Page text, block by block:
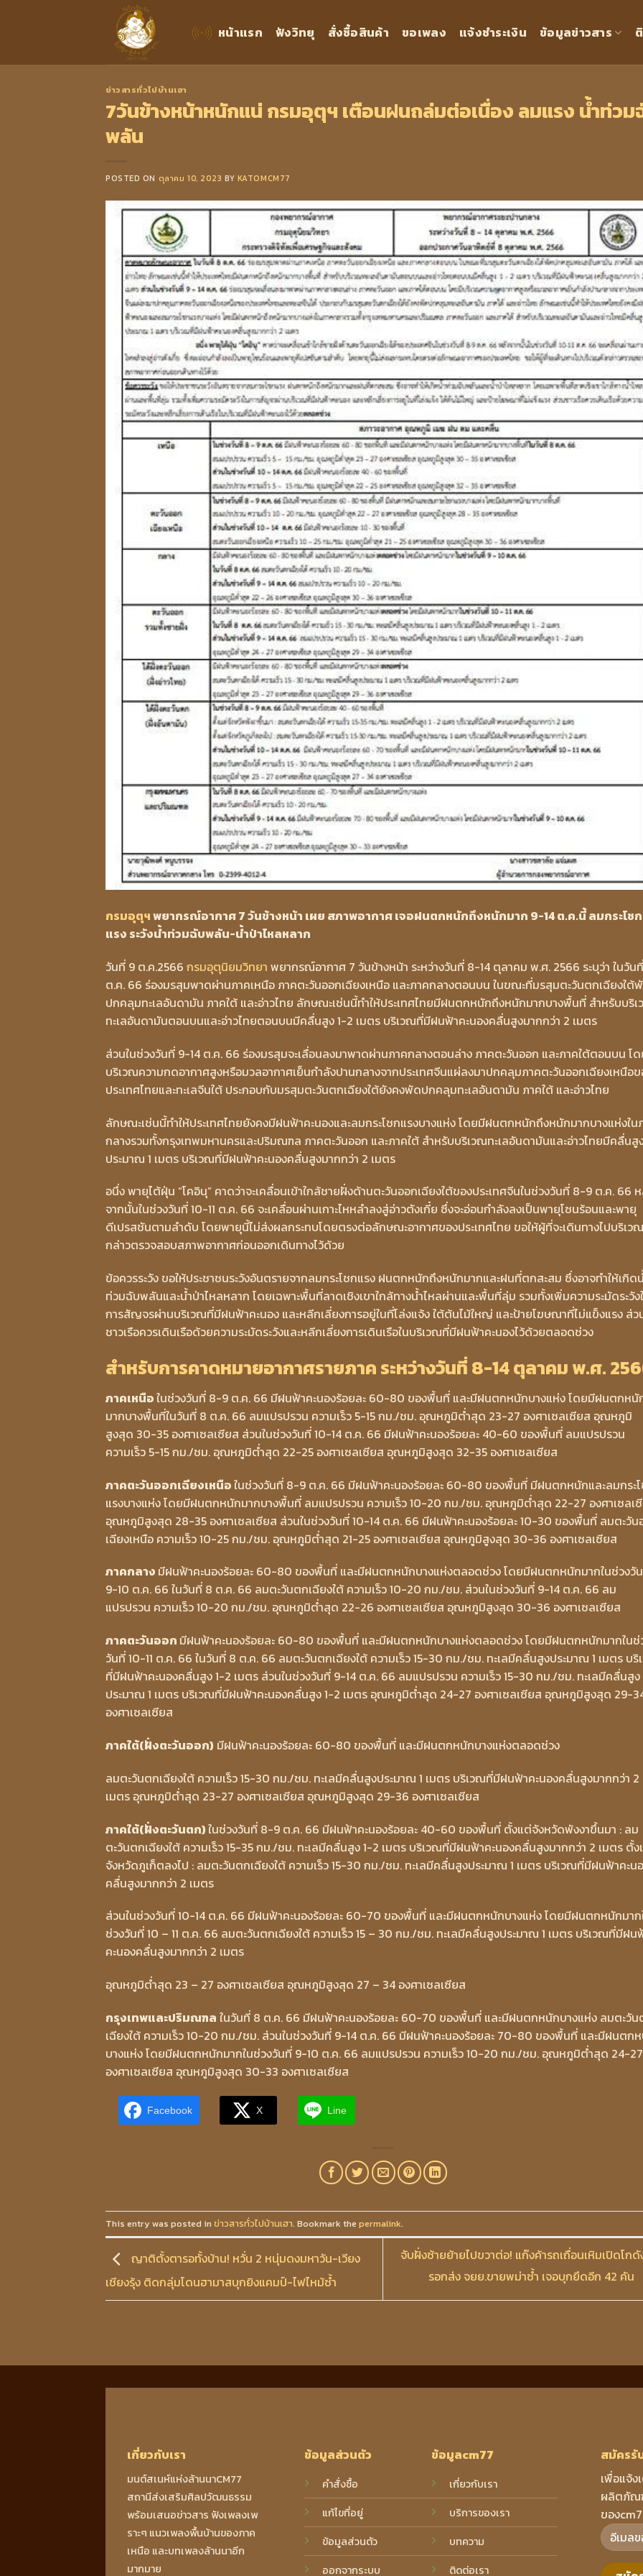
หน้าแรก ฟังวิทยุ สั่งซื้อสินค้า ขอเพลง แจ้งชำระเงิน ข้อมูลข่าวสาร
ข่าวสารทั่วไปบ้านเฮา
7วันข้างหน้าหนักแน่ กรมอุตุฯ เตือนฝนถล่มต่อเนื่อง ลมแรง น้ำท่วม
พลัน
POSTED ON ตุลาคม 10, 2023 BY KATOMCM77
กรมอุตุฯพยากรณ์อากาศ 7 วันข้างหน้า เผย สภาพอากาศ เจอฝนตกหนักถึงหนักมาก 9-14 ต.ค.นี้ ลมกระโชก
แรง ระวังน้ำท่วมฉับพลัน-น้ำป่าไหลหลาก
วันที่ 9 ต.ค.2566 กรมอุตุนิยมวิทยา พยากรณ์อากาศ 7 วันข้างหน้า ระหว่างวันที่ 8-14 ตุลาคม พ.ศ. 2566 ระบุว่า ในวัน
ต.ค. 66 ร่องมรสุมพาดผ่านภาคเหนือ ภาคตะวันออกเฉียงเหนือ และภาคกลางตอนบน ในขณะที่มรสุมตะวันตกเฉียงใต้
ปกคลุมทะเลอันดามัน ภาคใต้ และอ่าวไทย ลักษณะเช่นนี้ทำให้ประเทศไทยมีฝนตกหนักถึงหนักมากบางพื้นที่ สำหรับบริ
ทะเลอันดามันตอนบนและอ่าวไทยตอนบนมีคลื่นสูง 1-2 เมตร บริเวณที่มีฝนฟ้าคะนองคลื่นสูงมากกว่า 2 เมตร
ส่วนในช่วงวันที่ 9-14 ต.ค. 66 ร่องมรสุมจะเลื่อนลงมาพาดผ่านภาคกลางตอนล่าง ภาคตะวันออก และภาคใต้ตอนบน โ
บริเวณความกดอากาศสูงหรือมวลอากาศเย็นกำลังปานกลางจากประเทศจีนแผ่ลงมาปกคลุมภาคตะวันออกเฉียงเหนือ
ประเทศไทยและทะเลจีนใต้ ประกอบกับมรสุมตะวันตกเฉียงใต้ยังคงพัดปกคลุมทะเลอันดามัน ภาคใต้ และอ่าวไทย
ลักษณะเช่นนี้ทำให้ประเทศไทยยังคงมีฝนฟ้าคะนองและลมกระโชกแรงบางแห่ง โดยมีฝนตกหนักถึงหนักมากบางแห่งใน
กลางรวมทั้งกรุงเทพมหานครและปริมณฑล ภาคตะวันออก และภาคใต้ สำหรับบริเวณทะเลอันดามันและอ่าวไทยมีคลื่นสู
ประมาณ 1 เมตร บริเวณที่มีฝนฟ้าคะนองคลื่นสูงมากกว่า 2 เมตร
อนึ่ง พายุไต้ฝุ่น “โคอินุ” คาดว่าจะเคลื่อนเข้าใกล้ชายฝั่งด้านตะวันออกเฉียงใต้ของประเทศจีนในช่วงวันที่ 8-9 ต.ค. 66
จากนั้นในช่วงวันที่ 10-11 ต.ค. 66 จะเคลื่อนผ่านเกาะไหหลำลงสู่อ่าวตังเกี๋ย ซึ่งจะอ่อนกำลังลงเป็นพายุโซนร้อนและพายุ
ดีเปรสชันตามลำดับ โดยพายุนี้ไม่ส่งผลกระทบโดยตรงต่อลักษณะอากาศของประเทศไทย ขอให้ผู้ที่จะเดินทางไปบริเว
กล่าวตรวจสอบสภาพอากาศก่อนออกเดินทางไว้ด้วย
ข้อควรระวัง ขอให้ประชาชนระวังอันตรายจากลมกระโชกแรง ฝนตกหนักถึงหนักมากและฝนที่ตกสะสม ซึ่งอาจทำให้เกิด
ท่วมฉับพลันและน้ำป่าไหลหลาก โดยเฉพาะพื้นที่ลาดเชิงเขาใกล้ทางน้ำไหลผ่านและพื้นที่ลุ่ม รวมทั้งเพิ่มความระมัดระวัง
การสัญจรผ่านบริเวณที่มีฝนฟ้าคะนอง และหลีกเลี่ยงการอยู่ในที่โล่งแจ้ง ใต้ต้นไม้ใหญ่ และป้ายโฆษณาที่ไม่แข็งแรง ส่ว
ชาวเรือควรเดินเรือด้วยความระมัดระวังและหลีกเลี่ยงการเดินเรือในบริเวณที่มีฝนฟ้าคะนองไว้ด้วยตลอดช่วง
สำหรับการคาดหมายอากาศรายภาค ระหว่างวันที่ 8-14 ตุลาคม พ.ศ.
ภาคเหนือในช่วงวันที่ 8-9 ต.ค. 66 มีฝนฟ้าคะนองร้อยละ 60-80 ของพื้นที่ และมีฝนตกหนักบางแห่ง โดยมีฝนตกหนั
มากบางพื้นที่ในวันที่ 8 ต.ค. 66 ลมแปรปรวน ความเร็ว 5-15 กม./ชม. อุณหภูมิต่ำสุด 23-27 องศาเซลเซียส อุณหภูมิ
สูงสุด 30-35 องศาเซลเซียส ส่วนในช่วงวันที่ 10-14 ต.ค. 66 มีฝนฟ้าคะนองร้อยละ 40-60 ของพื้นที่ ลมแปรปรวน
ความเร็ว 5-15 กม./ชม. อุณหภูมิต่ำสุด 22-25 องศาเซลเซียส อุณหภูมิสูงสุด 32-35 องศาเซลเซียส
ภาคตะวันออกเฉียงเหนือในช่วงวันที่ 8-9 ต.ค. 66 มีฝนฟ้าคะนองร้อยละ 60-80 ของพื้นที่ มีฝนตกหนักและลมกระ
แรงบางแห่ง โดยมีฝนตกหนักมากบางพื้นที่ ลมแปรปรวน ความเร็ว 10-20 กม./ชม. อุณหภูมิต่ำสุด 22-27 องศาเซลเ
อุณหภูมิสูงสุด 28-35 องศาเซลเซียส ส่วนในช่วงวันที่ 10-14 ต.ค. 66 มีฝนฟ้าคะนองร้อยละ 10-30 ของพื้นที่ ลมตะวัน
เฉียงเหนือ ความเร็ว 10-25 กม./ชม. อุณหภูมิต่ำสุด 21-25 องศาเซลเซียส อุณหภูมิสูงสุด 30-36 องศาเซลเซียส
ภาคกลาง มีฝนฟ้าคะนองร้อยละ 60-80 ของพื้นที่ และมีฝนตกหนักบางแห่งตลอดช่วง โดยมีฝนตกหนักมากในช่วงวั
9-10 ต.ค. 66 ในวันที่ 8 ต.ค. 66 ลมตะวันตกเฉียงใต้ ความเร็ว 10-20 กม./ชม. ส่วนในช่วงวันที่ 9-14 ต.ค. 66 ลม
แปรปรวน ความเร็ว 10-20 กม./ชม. อุณหภูมิต่ำสุด 22-26 องศาเซลเซียส อุณหภูมิสูงสุด 30-36 องศาเซลเซียส
ภาคตะวันออก มีฝนฟ้าคะนองร้อยละ 60-80 ของพื้นที่ และมีฝนตกหนักบางแห่งตลอดช่วง โดยมีฝนตกหนักมากในช่
วันที่ 10-11 ต.ค. 66 ในวันที่ 8 ต.ค. 66 ลมตะวันตกเฉียงใต้ ความเร็ว 15-30 กม./ชม. ทะเลมีคลื่นสูงประมาณ 1 เมตร บริ
ที่มีฝนฟ้าคะนองคลื่นสูง 1-2 เมตร ส่วนในช่วงวันที่ 9-14 ต.ค. 66 ลมแปรปรวน ความเร็ว 15-30 กม./ชม. ทะเลมีคลื่นสูง
ประมาณ 1 เมตร บริเวณที่มีฝนฟ้าคะนองคลื่นสูง 1-2 เมตร อุณหภูมิต่ำสุด 24-27 องศาเซลเซียส อุณหภูมิสูงสุด 29-
องศาเซลเซียส
ภาคใต้(ฝั่งตะวันออก) มีฝนฟ้าคะนองร้อยละ 60-80 ของพื้นที่ และมีฝนตกหนักบางแห่งตลอดช่วง
ลมตะวันตกเฉียงใต้ ความเร็ว 15-30 กม./ชม. ทะเลมีคลื่นสูงประมาณ 1 เมตร บริเวณที่มีฝนฟ้าคะนองคลื่นสูงมากกว่า 2
เมตร อุณหภูมิต่ำสุด 23-27 องศาเซลเซียส อุณหภูมิสูงสุด 29-36 องศาเซลเซียส
ภาคใต้(ฝั่งตะวันตก)ในช่วงวันที่ 8-9 ต.ค. 66 มีฝนฟ้าคะนองร้อยละ 40-60 ของพื้นที่ ตั้งแต่จังหวัดพังงาขึ้นมา : ลม
ตะวันตกเฉียงใต้ ความเร็ว 15-35 กม./ชม. ทะเลมีคลื่นสูง 1-2 เมตร บริเวณที่มีฝนฟ้าคะนองคลื่นสูงมากกว่า 2 เมตร ตั้
จังหวัดภูเก็ตลงไป : ลมตะวันตกเฉียงใต้ ความเร็ว 15-30 กม./ชม. ทะเลมีคลื่นสูงประมาณ 1 เมตร บริเวณที่มีฝนฟ้าคะน
คลื่นสูงมากกว่า 2 เมตร
ส่วนในช่วงวันที่ 10-14 ต.ค. 66 มีฝนฟ้าคะนองร้อยละ 60-70 ของพื้นที่ และมีฝนตกหนักบางแห่ง โดยมีฝนตกหนักมาก
ช่วงวันที่ 10 – 11 ต.ค. 66 ลมตะวันตกเฉียงใต้ ความเร็ว 15 – 30 กม./ชม. ทะเลมีคลื่นสูงประมาณ 1 เมตร บริเวณที่มีฝน
คะนองคลื่นสูงมากกว่า 2 เมตร
อุณหภูมิต่ำสุด 23 – 27 องศาเซลเซียส อุณหภูมิสูงสุด 27 – 34 องศาเซลเซียส
กรุงเทพและปริมณฑล ในวันที่ 8 ต.ค. 66 มีฝนฟ้าคะนองร้อยละ 60-70 ของพื้นที่ และมีฝนตกหนักบางแห่ง ลมตะวัน
เฉียงใต้ ความเร็ว 10-20 กม./ชม. ส่วนในช่วงวันที่ 9-14 ต.ค. 66 มีฝนฟ้าคะนองร้อยละ 70-80 ของพื้นที่ และมีฝนตก
บางแห่ง โดยมีฝนตกหนักมากในช่วงวันที่ 9-10 ต.ค. 66 ลมแปรปรวน ความเร็ว 10-20 กม./ชม. อุณหภูมิต่ำสุด 24-27
องศาเซลเซียส อุณหภูมิสูงสุด 30-33 องศาเซลเซียส
Facebook X Line
This entry was posted in ข่าวสารทั่วไปบ้านเฮา. Bookmark the permalink.
ญาติตั้งตารอทั้งบ้าน! หวั่น 2 หนุ่มดงมหาวัน-เวียง
เชียงรุ้ง ติดกลุ่มโดนฮามาสบุกยิงแคมป์-ไฟไหม้ซ้ำ
จับฝั่งซ้ายย้ายไปขวาต่อ! แก๊งค้ารถเถื่อนเหิมเปิดโก
รอกส่ง จยย.ขายพม่าซ้ำ เจอบุกยึดอีก 42 คัน
เกี่ยวกับเรา
มนต์สเนห์แห่งล้านนาCM77
สถานีส่งเสริมศิลปวัฒนธรรม
พร้อมเสนอข่าวสาร ฟังเพลงเพ
ราะๆ แนวเพลงพื้นบ้านของภาค
เหนือ และบทเพลงล้านนาอีก
มากมาย
ข้อมูลส่วนตัว
คำสั่งซื้อ
แก้ไขที่อยู่
ข้อมูลส่วนตัว
ออกจากระบบ
ข้อมูลcm77
เกี่ยวกับเรา
บริการของเรา
บทความ
ติดต่อเรา
สมัครรั
เพื่อแจ้ง
ผลิตภัณ
ของ